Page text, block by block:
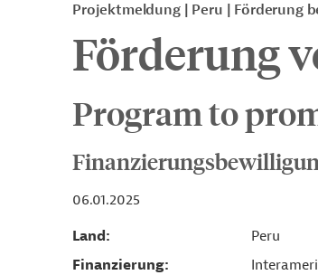
Projektmeldung Peru Förderung
Förderung
Program to
06.01.2025
Land
Peru
Finanzierung